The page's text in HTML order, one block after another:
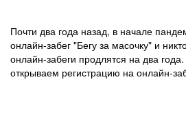
Почти два года назад, в начале
онлайн-забег "Бегу за масочку" и
онлайн-забеги продлятся на два
открываем регистрацию на онлайн-